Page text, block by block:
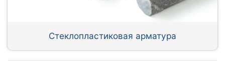
Стеклопластиковая арматура